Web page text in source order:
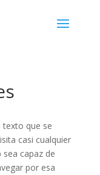
que se
casi cualquier
sea capaz de
por esa